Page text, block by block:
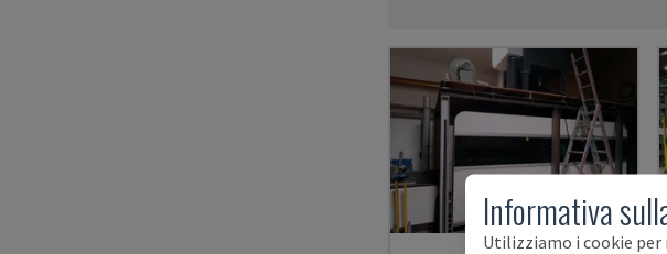
Informativa
Utilizziamo i cookie